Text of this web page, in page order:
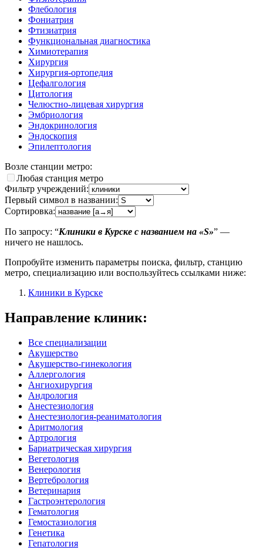
Флебология
Фониатрия
Фтизиатрия
Функциональная диагностика
Химиотерапия
Хирургия
Хирургия-ортопедия
Цефалгология
Цитология
Челюстно-лицевая хирургия
Эмбриология
Эндокринология
Эндоскопия
Эпилептология
Возле станции метро:
Любая станция метро
Фильтр учреждений:
Первый символ в названии:
Сортировка:
По запросу: “Клиники в Курске с названием на «S»” —
ничего не нашлось.
Попробуйте изменить параметры поиска, фильтр, станцию
метро, специализацию или воспользуйтесь ссылками ниже:
Клиники в Курске
Направление клиник:
Все специализации
Акушерство
Акушерство-гинекология
Аллергология
Ангиохирургия
Андрология
Анестезиология
Анестезиология-реаниматология
Аритмология
Артрология
Бариатрическая хирургия
Вегетология
Венерология
Вертебрология
Ветеринария
Гастроэнтерология
Гематология
Гемостазиология
Генетика
Гепатология